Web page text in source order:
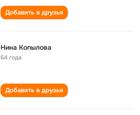
Добавить в друзья
Нина Копылова
64 года
Добавить в друзья